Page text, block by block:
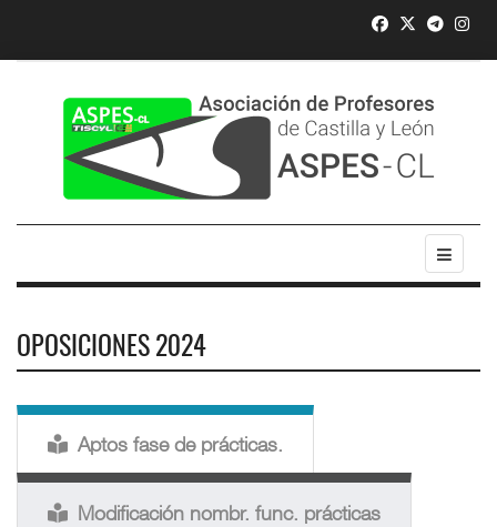
OPOSICIONES 2024
Aptos fase de prácticas.
Modificación nombr. func. prácticas